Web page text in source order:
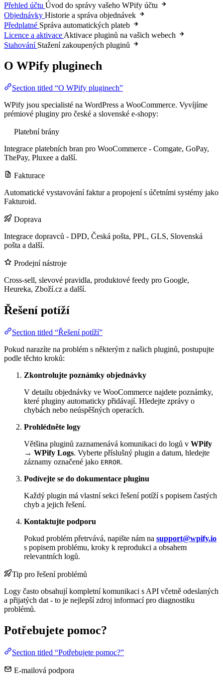
Přehled účtu Úvod do správy vašeho WPify účtu
Objednávky Historie a správa objednávek
Předplatné Správa automatických plateb
Licence a aktivace Aktivace pluginů na vašich webech
Stahování Stažení zakoupených pluginů
O WPify pluginech
Section titled “O WPify pluginech”
WPify jsou specialisté na WordPress a WooCommerce. Vyvíjíme
prémiové pluginy pro české a slovenské e-shopy:
Platební brány
Integrace platebních bran pro WooCommerce - Comgate, GoPay,
ThePay, Pluxee a další.
Fakturace
Automatické vystavování faktur a propojení s účetními systémy jako
Fakturoid.
Doprava
Integrace dopravců - DPD, Česká pošta, PPL, GLS, Slovenská
pošta a další.
Prodejní nástroje
Cross-sell, slevové pravidla, produktové feedy pro Google,
Heureka, Zboží.cz a další.
Řešení potíží
Section titled “Řešení potíží”
Pokud narazíte na problém s některým z našich pluginů, postupujte
podle těchto kroků:
Zkontrolujte poznámky objednávky
V detailu objednávky ve WooCommerce najdete poznámky,
které pluginy automaticky přidávají. Hledejte zprávy o
chybách nebo neúspěšných operacích.
Prohlédněte logy
Většina pluginů zaznamenává komunikaci do logů v WPify
→ WPify Logs. Vyberte příslušný plugin a datum, hledejte
záznamy označené jako ERROR.
Podívejte se do dokumentace pluginu
Každý plugin má vlastní sekci řešení potíží s popisem častých
chyb a jejich řešení.
Kontaktujte podporu
Pokud problém přetrvává, napište nám na support@wpify.io
s popisem problému, kroky k reprodukci a obsahem
relevantních logů.
Tip pro řešení problémů
Logy často obsahují kompletní komunikaci s API včetně odeslaných
a přijatých dat - to je nejlepší zdroj informací pro diagnostiku
problémů.
Potřebujete pomoc?
Section titled “Potřebujete pomoc?”
E-mailová podpora